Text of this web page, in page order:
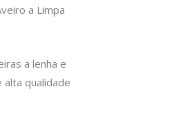
a Limpa
a lenha e
qualidade